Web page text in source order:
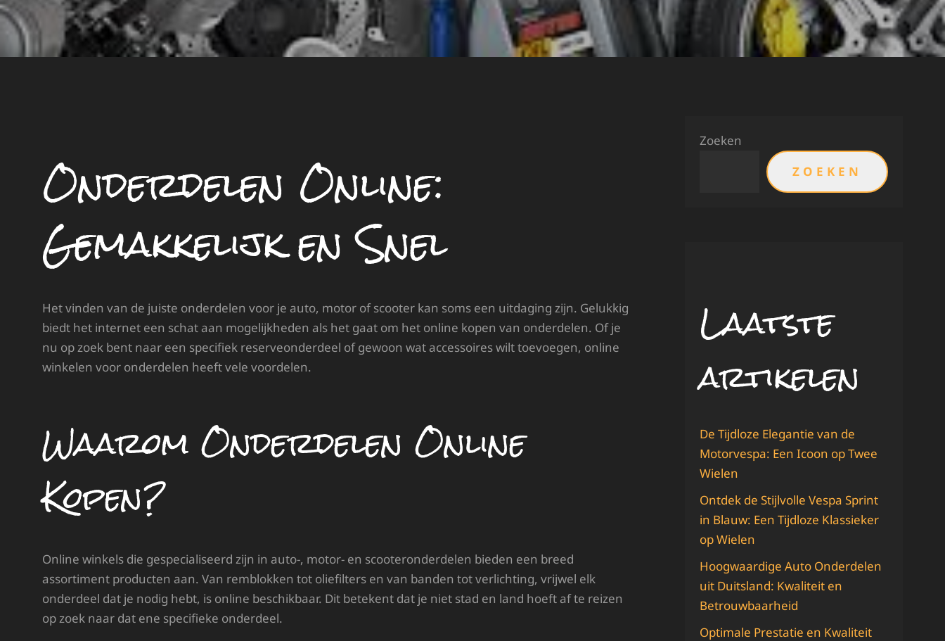
Onderdelen Online:
Gemakkelijk en Snel
Het vinden van de juiste onderdelen voor je auto, motor of scooter kan soms een uitdaging zijn. Gelukkig
biedt het internet een schat aan mogelijkheden als het gaat om het online kopen van onderdelen. Of je
nu op zoek bent naar een specifiek reserveonderdeel of gewoon wat accessoires wilt toevoegen, online
winkelen voor onderdelen heeft vele voordelen.
Waarom Onderdelen Online
Kopen?
Online winkels die gespecialiseerd zijn in auto-, motor- en scooteronderdelen bieden een breed
assortiment producten aan. Van remblokken tot oliefilters en van banden tot verlichting, vrijwel elk
onderdeel dat je nodig hebt, is online beschikbaar. Dit betekent dat je niet stad en land hoeft af te reizen
op zoek naar dat ene specifieke onderdeel.
Zoeken
ZOEKEN
Laatste
artikelen
De Tijdloze Elegantie van de
Motorvespa: Een Icoon op Twee
Wielen
Ontdek de Stijlvolle Vespa Sprint
in Blauw: Een Tijdloze Klassieker
op Wielen
Hoogwaardige Auto Onderdelen
uit Duitsland: Kwaliteit en
Betrouwbaarheid
Optimale Prestatie en Kwaliteit